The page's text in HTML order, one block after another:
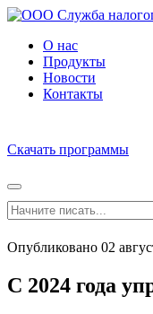
О нас
Продукты
Новости
Контакты
Скачать программы
Опубликовано 02
С 2024 года